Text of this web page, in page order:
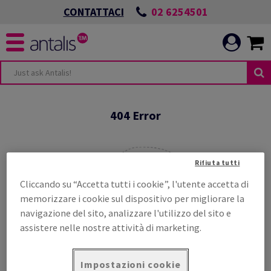
CONTATTACI 02 6254501
COMPORTAMENTI
404 Error
Ti sei perso ?
Cliccando su “Accetta tutti i cookie”, l'utente accetta di
memorizzare i cookie sul dispositivo per migliorare la
navigazione del sito, analizzare l'utilizzo del sito e
assistere nelle nostre attività di marketing.
Impostazioni cookie
Rifiuta tutti